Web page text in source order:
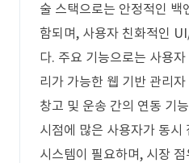
술 스택으로는 안정적인 백
함되며, 사용자 친화적인
다. 주요 기능으로는 사용
리가 가능한 웹 기반 관리
창고 및 운송 간의 연동 기
시점에 많은 사용자가 동시
시스템이 필요하며, 시장